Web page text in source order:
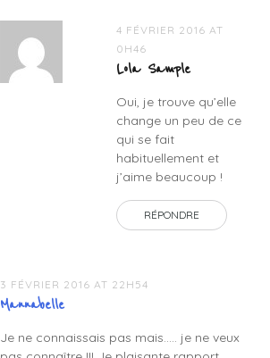
4 FÉVRIER 2016 AT
0H46
Lola Sample
Oui, je trouve qu’elle
change un peu de ce
qui se fait
habituellement et
j’aime beaucoup !
RÉPONDRE
3 FÉVRIER 2016 AT 22H54
Mannabelle
Je ne connaissais pas mais….. je ne veux